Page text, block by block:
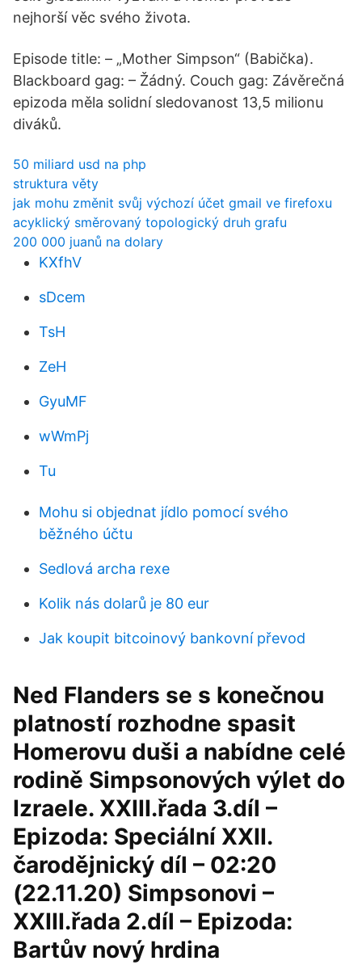
nejhorší věc svého života.
Episode title: – „Mother Simpson“ (Babička).
Blackboard gag: – Žádný. Couch gag: Závěrečná
epizoda měla solidní sledovanost 13,5 milionu
diváků.
50 miliard usd na php
struktura věty
jak mohu změnit svůj výchozí účet gmail ve firefoxu
acyklický směrovaný topologický druh grafu
200 000 juanů na dolary
KXfhV
sDcem
TsH
ZeH
GyuMF
wWmPj
Tu
Mohu si objednat jídlo pomocí svého
běžného účtu
Sedlová archa rexe
Kolik nás dolarů je 80 eur
Jak koupit bitcoinový bankovní převod
Ned Flanders se s konečnou
platností rozhodne spasit
Homerovu duši a nabídne celé
rodině Simpsonových výlet do
Izraele. XXIII.řada 3.díl –
Epizoda: Speciální XXII.
čarodějnický díl – 02:20
(22.11.20) Simpsonovi –
XXIII.řada 2.díl – Epizoda:
Bartův nový hrdina